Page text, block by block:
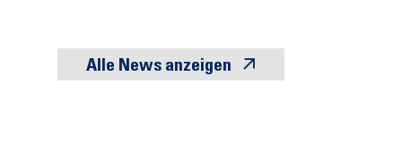
Alle News anzeigen